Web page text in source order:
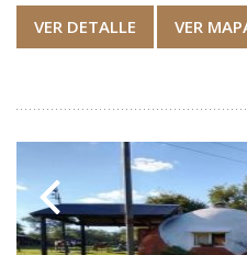
VER DETALLE VER